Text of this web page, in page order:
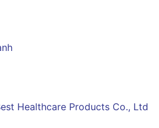
Healthcare Products Co., Ltd